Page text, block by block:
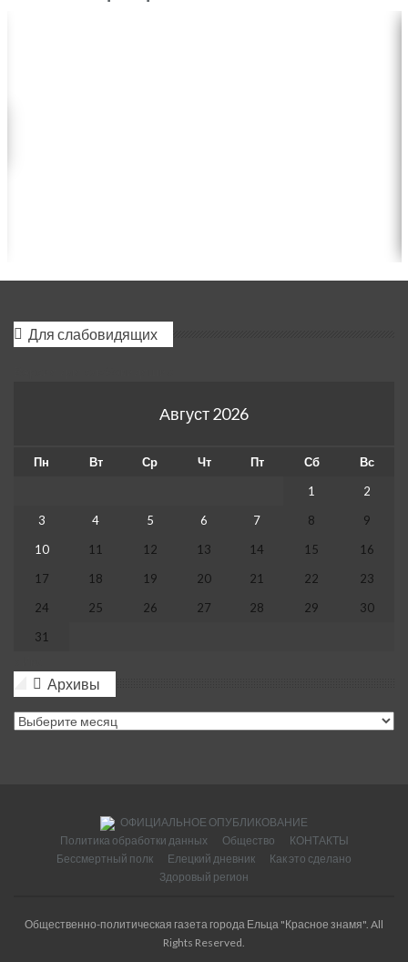
Для слабовидящих
Август 2026
Пн Вт Ср Чт Пт Сб
Вс
1
2
3
4 5 6 7 8
9
10
11 12 13 14 15
16
17
18 19 20 21 22
23
24
25 26 27 28 29
30
31
Архивы
Архивы
ОФИЦИАЛЬНОЕ ОПУБЛИКОВАНИЕ
Политика обработки данных
Общество
КОНТАКТЫ
Бессмертный полк
Елецкий дневник
Как это сделано
Здоровый регион
Общественно-политическая газета города Ельца "Красное знамя". All
Rights Reserved.